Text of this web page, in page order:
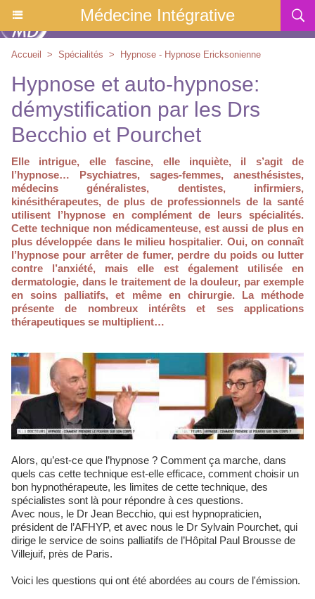
Médecine Intégrative
Accueil > Spécialités > Hypnose - Hypnose Ericksonienne
Hypnose et auto-hypnose:
démystification par les Drs
Becchio et Pourchet
Elle intrigue, elle fascine, elle inquiète, il s’agit de
l’hypnose… Psychiatres, sages-femmes, anesthésistes,
médecins généralistes, dentistes, infirmiers,
kinésithérapeutes, de plus de professionnels de la santé
utilisent l’hypnose en complément de leurs spécialités.
Cette technique non médicamenteuse, est aussi de plus en
plus développée dans le milieu hospitalier. Oui, on connaît
l’hypnose pour arrêter de fumer, perdre du poids ou lutter
contre l’anxiété, mais elle est également utilisée en
dermatologie, dans le traitement de la douleur, par exemple
en soins palliatifs, et même en chirurgie. La méthode
présente de nombreux intérêts et ses applications
thérapeutiques se multiplient…
Alors, qu’est-ce que l’hypnose ? Comment ça marche, dans
quels cas cette technique est-elle efficace, comment choisir un
bon hypnothérapeute, les limites de cette technique, des
spécialistes sont là pour répondre à ces questions.
Avec nous, le Dr Jean Becchio, qui est hypnopraticien,
président de l’AFHYP, et avec nous le Dr Sylvain Pourchet, qui
dirige le service de soins palliatifs de l’Hôpital Paul Brousse de
Villejuif, près de Paris.
Voici les questions qui ont été abordées au cours de l'émission.